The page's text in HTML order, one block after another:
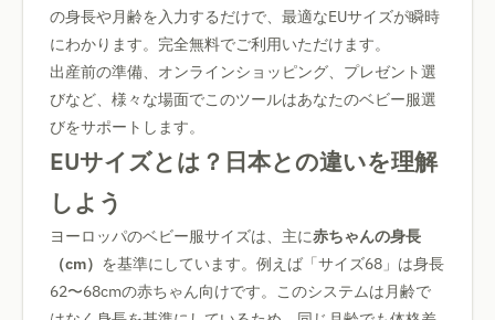
の身長や月齢を入力するだけで、最適なEUサイズが瞬時
にわかります。完全無料でご利用いただけます。
出産前の準備、オンラインショッピング、プレゼント選
びなど、様々な場面でこのツールはあなたのベビー服選
びをサポートします。
EUサイズとは？日本との違いを理解
しよう
ヨーロッパのベビー服サイズは、主に赤ちゃんの身長
（cm） を基準にしています。例えば「サイズ68」は身長
62〜68cmの赤ちゃん向けです。このシステムは月齢で